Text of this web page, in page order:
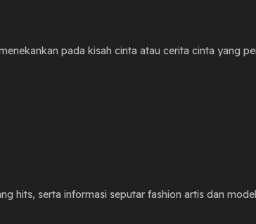
pada kisah cinta atau cerita cinta yang
hits, serta informasi seputar fashion artis dan